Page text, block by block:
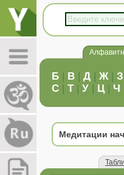
Б | В | Д | Ж| З
С | Т| У | Ц| Ч
Медитации